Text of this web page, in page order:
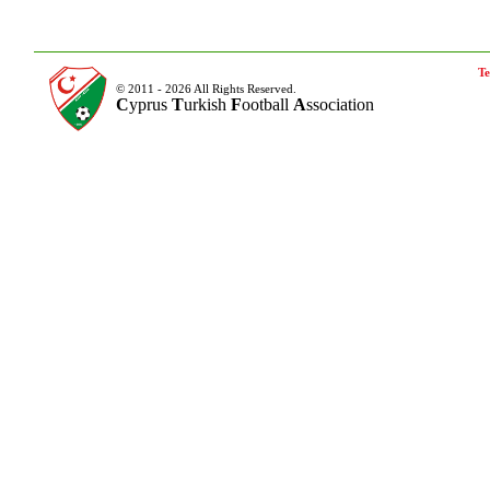
© 2011 - 2026 All Rights Reserved.
Cyprus Turkish Football Association